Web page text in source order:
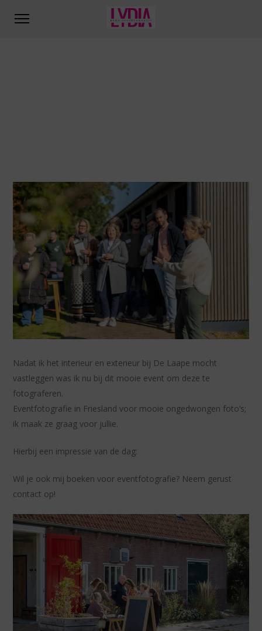
Nadat ik het interieur en exterieur bij De Laape mocht
vastleggen was ik nu bij dit mooie event om deze te
fotograferen.
Eventfotografie in Friesland voor mooie ongedwongen foto’s;
ik maak ze graag voor jullie.
Hierbij een impressie van de dag:
Wil je ook mij boeken voor eventfotografie? Neem gerust
contact op!